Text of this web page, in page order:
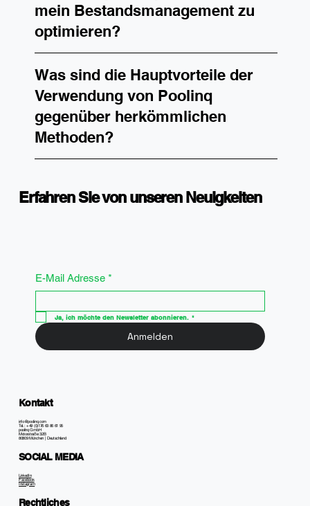
mein Bestandsmanagement zu
optimieren?
Was sind die Hauptvorteile der
Verwendung von Poolinq
gegenüber herkömmlichen
Methoden?
Kontakt
info@poolinq.com
Tel.: +49 (0)176 63 86 61 95
poolinq GmbH
Motorstraße 32B
80809 München | Deutschland
Rechtliches
SOCIAL MEDIA
LinkedIn
Facebook
Instagram
E-Mail Adresse *
Ja, ich möchte den Newsletter abonnieren. *
Anmelden
Erfahren Sie von unseren Neuigkeiten